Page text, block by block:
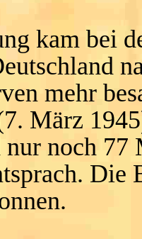
kam bei
mehr
März
nur noch
Die